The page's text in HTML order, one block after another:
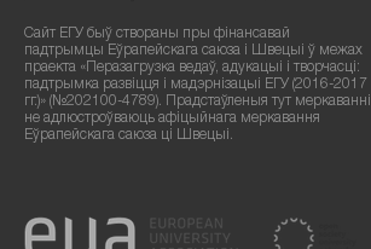
Сайт ЕГУ быў створаны пры фінансавай
падтрымцы Еўрапейскага саюза і Швецыі ў межах
праекта «Перазагрузка ведаў, адукацыі і творчасці:
падтрымка развіцця і мадэрнізацыі ЕГУ (2016-2017
гг.)» (№202100-4789). Прадстаўленыя тут меркаванні
не адлюстроўваюць афіцыйнага меркавання
Еўрапейскага саюза ці Швецыі.